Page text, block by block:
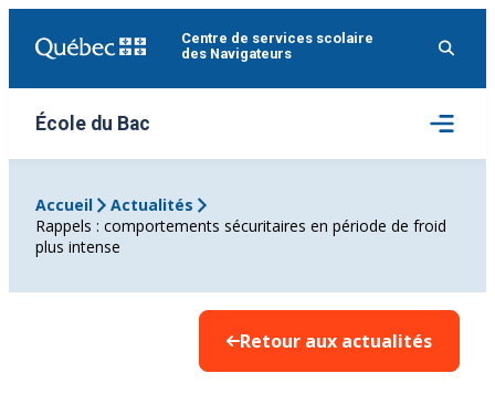
Centre de services scolaire
des Navigateurs
École du Bac
Ouvrir
le
menu
Accueil
Actualités
Rappels : comportements sécuritaires en période de froid
plus intense
Retour aux actualités